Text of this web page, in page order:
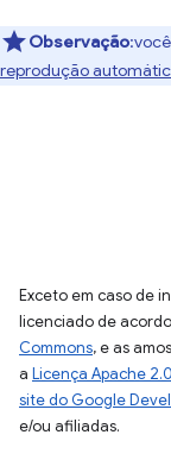
Observação
reprodução
Exceto em caso de
licenciado de
Commons, e as
a Licença Apache 2.0
site do Google
e/ou afiliadas.